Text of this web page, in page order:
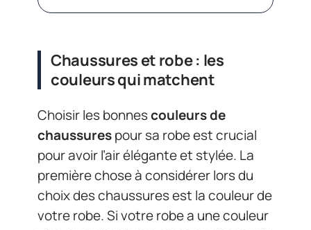
Chaussures et robe : les
couleurs qui matchent
Choisir les bonnescouleurs de
chaussurespour sa robe est crucial
pour avoir l’air élégante et stylée. La
première chose à considérer lors du
choix des chaussures est la couleur de
votre robe. Si votre robe a une couleur